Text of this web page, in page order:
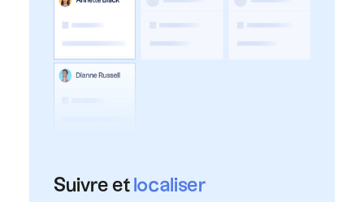
Suivre et localiser